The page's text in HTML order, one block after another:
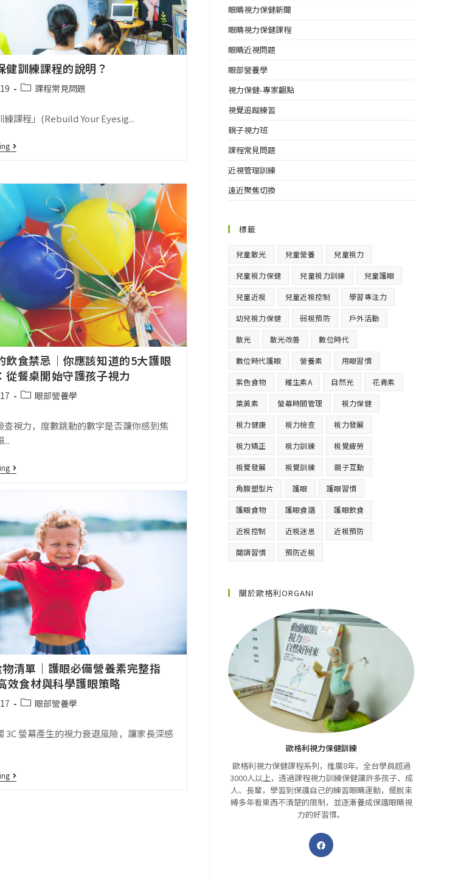
健訓練課程的說明？
課程常見問題
練課程」(Rebuild Your Eyesig...
飲食禁忌｜你應該知道的5大護眼
從餐桌開始守護孩子視力
眼部營養學
查視力，度數跳動的數字是否讓你感到焦
清單｜護眼必備營養素完整指
效食材與科學護眼策略
眼部營養學
3C 螢幕產生的視力衰退風險，讓家長深感
眼睛視力保健新聞
眼睛視力保健課程
眼睛近視問題
眼部營養學
視力保健-專家觀點
視覺追蹤練習
親子視力班
課程常見問題
近視管理訓練
遠近聚焦切換
標籤
兒童散光 兒童營養 兒童視力
兒童視力保健 兒童視力訓練 兒童護眼
兒童近視 兒童近視控制 學習專注力
幼兒視力保健 弱視預防 戶外活動
散光 散光改善 數位時代
數位時代護眼 營養素 用眼習慣
紫色食物 維生素A 自然光 花青素
葉黃素 螢幕時間管理 視力保健
視力健康 視力檢查 視力發展
視力矯正 視力訓練 視覺疲勞
視覺發展 視覺訓練 親子互動
角膜塑型片 護眼 護眼習慣
護眼食物 護眼食譜 護眼飲食
近視控制 近視迷思 近視預防
閱讀習慣 預防近視
關於歐格利ORGANI
歐格利視力保健訓練
歐格利視力保健課程系列，推廣8年，全台學員超過
3000人以上，透過課程視力訓練保健讓許多孩子、成
人、長輩，學習到保護自己的練習眼睛運動，擺脫束
縛多年看東西不清楚的限制，並逐漸養成保護眼睛視
力的好習慣。